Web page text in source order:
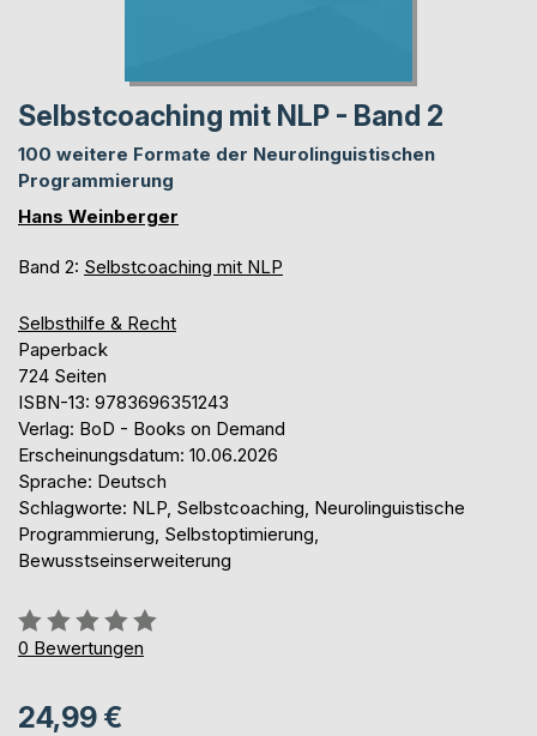
Selbstcoaching mit NLP - Band 2
100 weitere Formate der Neurolinguistischen
Programmierung
Hans Weinberger
Band 2: Selbstcoaching mit NLP
Selbsthilfe & Recht
Paperback
724 Seiten
ISBN-13: 9783696351243
Verlag: BoD - Books on Demand
Erscheinungsdatum: 10.06.2026
Sprache: Deutsch
Schlagworte: NLP, Selbstcoaching, Neurolinguistische
Programmierung, Selbstoptimierung,
Bewusstseinserweiterung
Bewertung::
0%
0 Bewertungen
24,99 €